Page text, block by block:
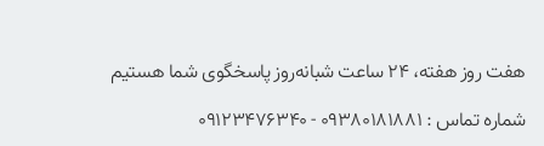
هفت روز هفته، ۲۴ ساعت شبانه‌روز پاسخگوی شما هستیم
شماره تماس : 09380181881 - 09123476340